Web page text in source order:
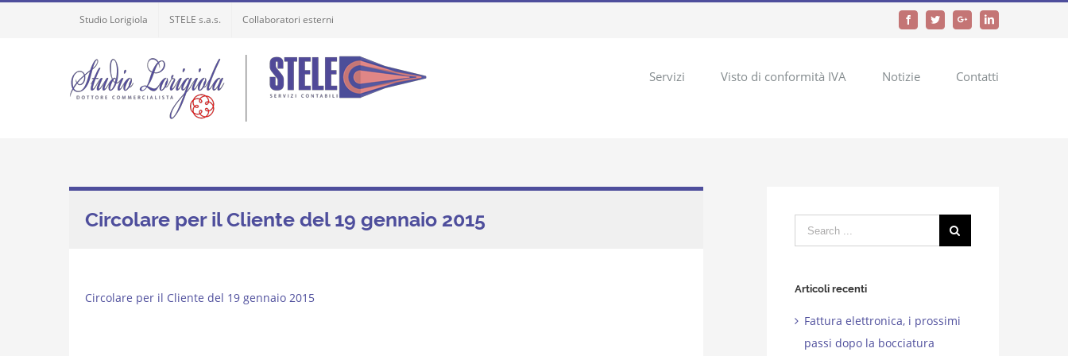
Studio Lorigiola STELE s.a.s. Collaboratori esterni FacebookTwitterGoogle+LinkedIn
Servizi Visto di conformità IVA Notizie Contatti
Circolare per il Cliente del 19 gennaio 2015
Circolare per il Cliente del 19 gennaio 2015
Search
for:
Articoli recenti
Fattura elettronica, i prossimi
passi dopo la bocciatura